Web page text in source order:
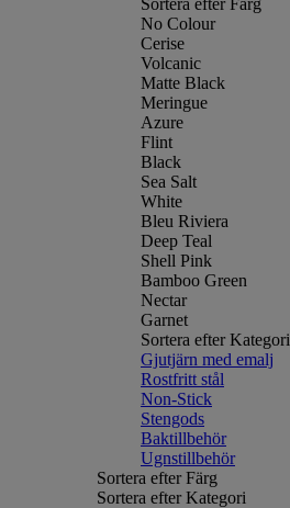
Sortera efter Färg
No Colour
Cerise
Volcanic
Matte Black
Meringue
Azure
Flint
Black
Sea Salt
White
Bleu Riviera
Deep Teal
Shell Pink
Bamboo Green
Nectar
Garnet
Sortera efter Kategori
Gjutjärn med emalj
Rostfritt stål
Non-Stick
Stengods
Baktillbehör
Ugnstillbehör
Sortera efter Färg
Sortera efter Kategori